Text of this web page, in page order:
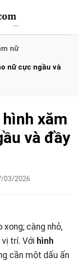
nữ
nữ cực ngầu và
xăm
và đầy
03/2026
xong; càng nhỏ,
trí. Với hình
cần một dấu ấn